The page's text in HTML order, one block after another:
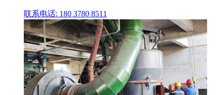
联系电话: 180 3780 8511